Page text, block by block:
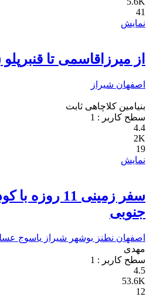
41
نمایش
از میرزاقاسمی تا
اصفهان شیراز
بنیامین کلاچاهی ثابت
سطح کاربر : 1
4.4
2K
19
نمایش
سفر زمینی 11
جنوبی
اصفهان نطنز بوشهر شیراز یاسوج
مهدی
سطح کاربر : 1
4.5
53.6K
12